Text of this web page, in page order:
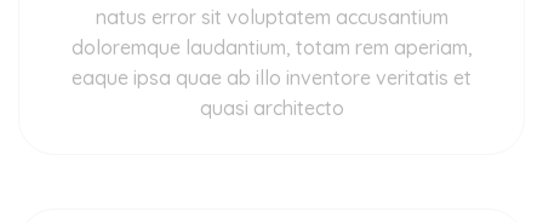
natus error sit voluptatem accusantium
doloremque laudantium, totam rem aperiam,
eaque ipsa quae ab illo inventore veritatis et
quasi architecto